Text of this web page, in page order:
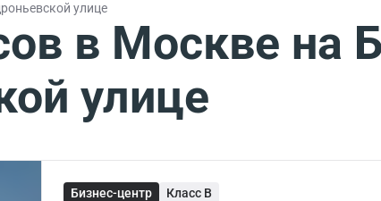
улице
в Москве на
улице
Бизнес-центр Класс B